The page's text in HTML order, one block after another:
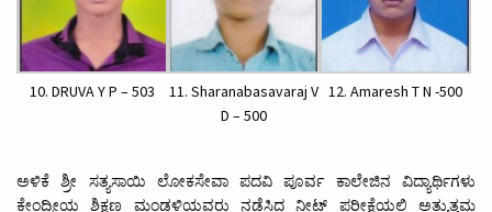
10. DRUVA Y P – 503
11. Sharanabasavaraj V
D – 500
12. Amaresh T N -500
ಅಳಿಕೆ ಶ್ರೀ ಸತ್ಯಸಾಯಿ ಲೋಕಸೇವಾ ಪದವಿ ಪೂರ್ವ ಕಾಲೇಜಿನ ವಿದ್ಯಾರ್ಥಿಗಳು
ಕೇಂದ್ರೀಯ ಶಿಕ್ಷಣ ಮಂಡಳಿಯವರು ನಡೆಸಿದ ನೀಟ್ ಪರೀಕ್ಷೆಯಲ್ಲಿ ಅತ್ಯುತ್ತಮ